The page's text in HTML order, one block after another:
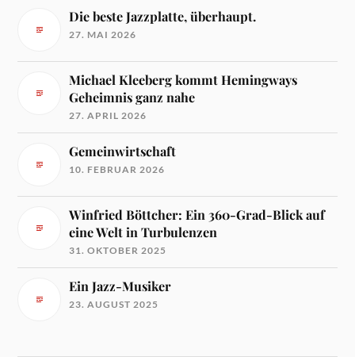
Die beste Jazzplatte, überhaupt.
27. MAI 2026
Michael Kleeberg kommt Hemingways
Geheimnis ganz nahe
27. APRIL 2026
Gemeinwirtschaft
10. FEBRUAR 2026
Winfried Böttcher: Ein 360-Grad-Blick auf
eine Welt in Turbulenzen
31. OKTOBER 2025
Ein Jazz-Musiker
23. AUGUST 2025